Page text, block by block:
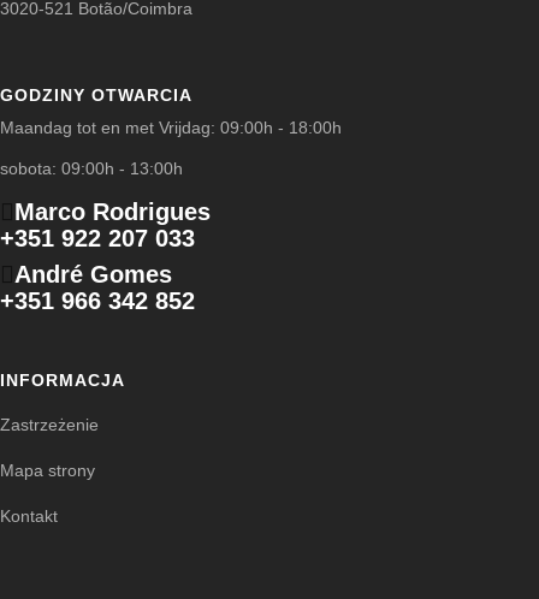
3020-521 Botão/Coimbra
GODZINY OTWARCIA
Maandag tot en met Vrijdag: 09:00h - 18:00h
sobota: 09:00h - 13:00h
Marco Rodrigues
+351 922 207 033
André Gomes
+351 966 342 852
INFORMACJA
Zastrzeżenie
Mapa strony
Kontakt